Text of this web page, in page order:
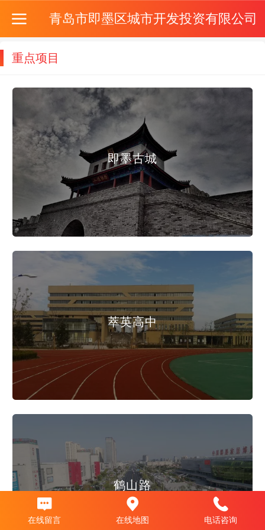
青岛市即墨区城市开发投资有限公司
重点项目
即墨古城
萃英高中
鹤山路
在线留言 在线地图 电话咨询